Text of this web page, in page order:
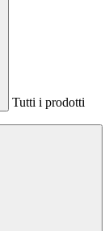
Tutti i prodotti